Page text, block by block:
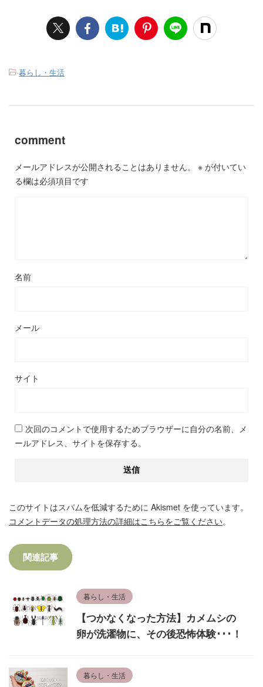
-暮らし・生活
comment
メールアドレスが公開されることはありません。 ※ が付いてい
る欄は必須項目です
名前
メール
サイト
次回のコメントで使用するためブラウザーに自分の名前、メ
ールアドレス、サイトを保存する。
このサイトはスパムを低減するために Akismet を使っています。
コメントデータの処理方法の詳細はこちらをご覧ください。
関連記事
暮らし・生活
【つかなくなった方法】カメムシの
卵が洗濯物に、その後恐怖体験･･･！
暮らし・生活